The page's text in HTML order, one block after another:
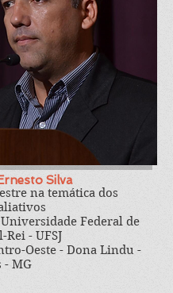
na temática dos
Federal de
Rei - UFSJ
Oeste - Dona Lindu -
MG
Silva